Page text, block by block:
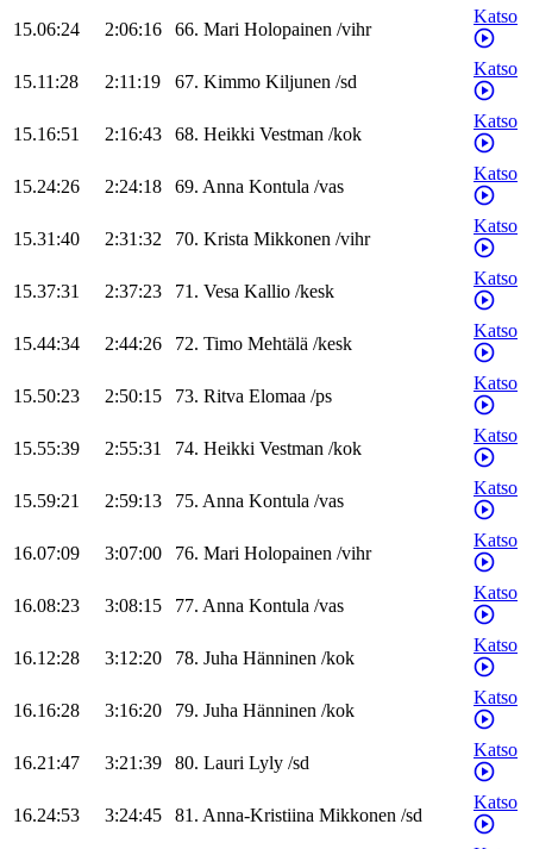
15.06:24 2:06:16 66. Mari Holopainen /vihr
Katso
15.11:28 2:11:19 67. Kimmo Kiljunen /sd
Katso
15.16:51 2:16:43 68. Heikki Vestman /kok
Katso
15.24:26 2:24:18 69. Anna Kontula /vas
Katso
15.31:40 2:31:32 70. Krista Mikkonen /vihr
Katso
15.37:31 2:37:23 71. Vesa Kallio /kesk
Katso
15.44:34 2:44:26 72. Timo Mehtälä /kesk
Katso
15.50:23 2:50:15 73. Ritva Elomaa /ps
Katso
15.55:39 2:55:31 74. Heikki Vestman /kok
Katso
15.59:21 2:59:13 75. Anna Kontula /vas
Katso
16.07:09 3:07:00 76. Mari Holopainen /vihr
Katso
16.08:23 3:08:15 77. Anna Kontula /vas
Katso
16.12:28 3:12:20 78. Juha Hänninen /kok
Katso
16.16:28 3:16:20 79. Juha Hänninen /kok
Katso
16.21:47 3:21:39 80. Lauri Lyly /sd
Katso
16.24:53 3:24:45 81. Anna-Kristiina Mikkonen /sd
Katso